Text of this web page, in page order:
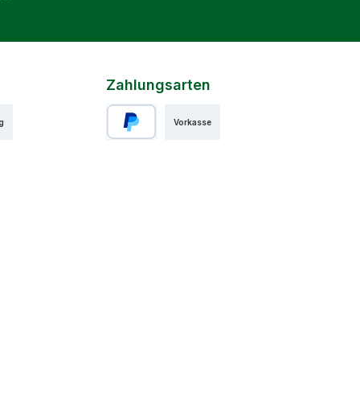
Zahlungsarten
Vorkasse